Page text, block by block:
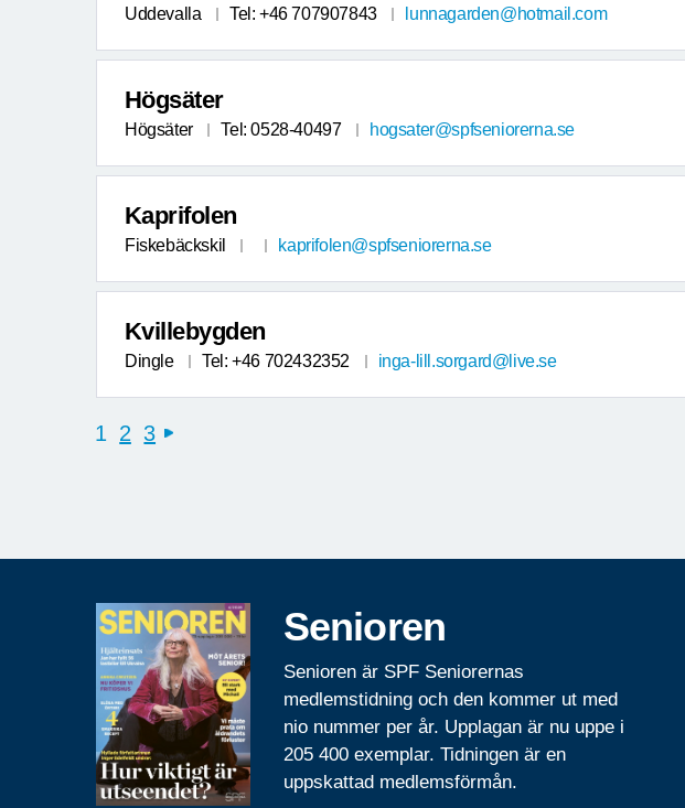
Uddevalla Tel: +46 707907843 lunnagarden@hotmail.com
Högsäter
Högsäter Tel: 0528-40497 hogsater@spfseniorerna.se
Kaprifolen
Fiskebäckskil kaprifolen@spfseniorerna.se
Kvillebygden
Dingle Tel: +46 702432352 inga-lill.sorgard@live.se
1 2 3 next
Senioren
Senioren är SPF Seniorernas
medlemstidning och den kommer ut med
nio nummer per år. Upplagan är nu uppe i
205 400 exemplar. Tidningen är en
uppskattad medlemsförmån.